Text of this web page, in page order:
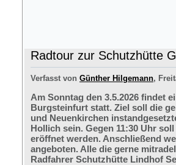
Radtour zur Schutzhütte
Verfasst von Günther Hilgemann,
Am Sonntag den 3.5.2026 findet
Burgsteinfurt statt. Ziel soll die
und Neuenkirchen
Hollich sein. Gegen 11:30 Uhr
eröffnet werden. Anschließend
angeboten. Alle die gerne
Radfahrer Schutzhütte Lindhof